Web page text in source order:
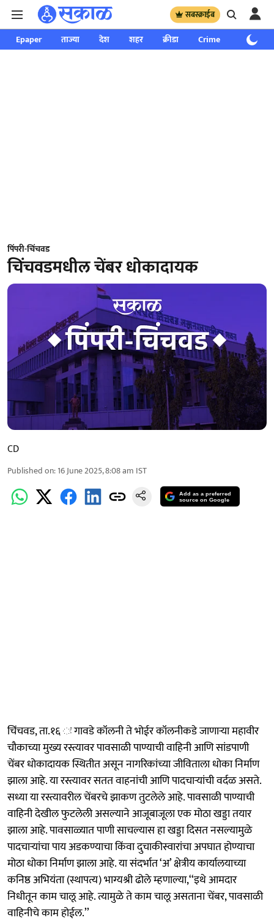
सबस्क्राईब
Epaper ताज्या देश शहर क्रीडा Crime साप्ताहिक
पिंपरी-चिंचवड
चिंचवडमधील चेंबर धोकादायक
CD
Published on:16 June 2025, 8:08 am IST
Add as a preferred
source on Google
चिंचवड, ता.१६ ः गावडे कॉलनी ते भोईर कॉलनीकडे जाणाऱ्या महावीर
चौकाच्या मुख्य रस्त्यावर पावसाळी पाण्याची वाहिनी आणि सांडपाणी
चेंबर धोकादायक स्थितीत असून नागरिकांच्या जीविताला धोका निर्माण
झाला आहे. या रस्त्यावर सतत वाहनांची आणि पादचाऱ्यांची वर्दळ असते.
सध्या या रस्त्यावरील चेंबरचे झाकण तुटलेले आहे. पावसाळी पाण्याची
वाहिनी देखील फुटलेली असल्याने आजूबाजूला एक मोठा खड्डा तयार
झाला आहे. पावसाळ्यात पाणी साचल्यास हा खड्डा दिसत नसल्यामुळे
पादचाऱ्यांचा पाय अडकण्याचा किंवा दुचाकीस्वारांचा अपघात होण्याचा
मोठा धोका निर्माण झाला आहे. या संदर्भात ‘अ’ क्षेत्रीय कार्यालयाच्या
कनिष्ठ अभियंता (स्थापत्य) भाग्यश्री ढोले म्हणाल्या,‘‘इथे आमदार
निधीतून काम चालू आहे. त्यामुळे ते काम चालू असताना चेंबर, पावसाळी
वाहिनीचे काम होईल.’’